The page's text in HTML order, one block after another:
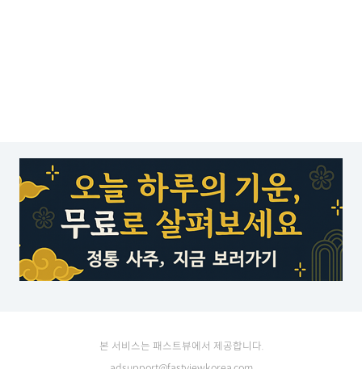
본 서비스는 패스트뷰에서 제공합니다.